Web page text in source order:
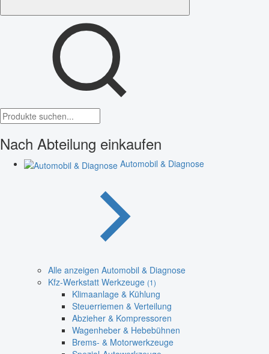
Nach Abteilung einkaufen
Automobil & Diagnose
Alle anzeigen Automobil & Diagnose
Kfz-Werkstatt Werkzeuge (1)
Klimaanlage & Kühlung
Steuerriemen & Verteilung
Abzieher & Kompressoren
Wagenheber & Hebebühnen
Brems- & Motorwerkzeuge